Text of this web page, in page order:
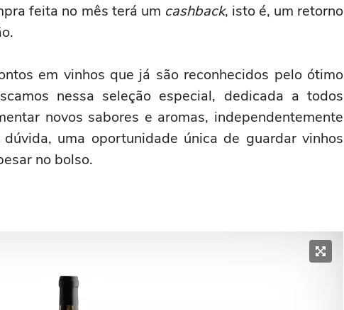
feita no mês terá um cashback, isto é, um retorno
em vinhos que já são reconhecidos pelo ótimo
nessa seleção especial, dedicada a todos
novos sabores e aromas, independentemente
uma oportunidade única de guardar vinhos
no bolso.